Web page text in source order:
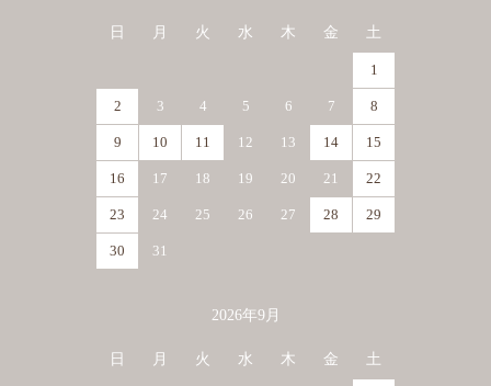
日 月 火 水 木 金 土
1
2 3 4 5 6 7 8
9 10 11 12 13 14 15
16 17 18 19 20 21 22
23 24 25 26 27 28 29
30 31
2026年9月
日 月 火 水 木 金 土